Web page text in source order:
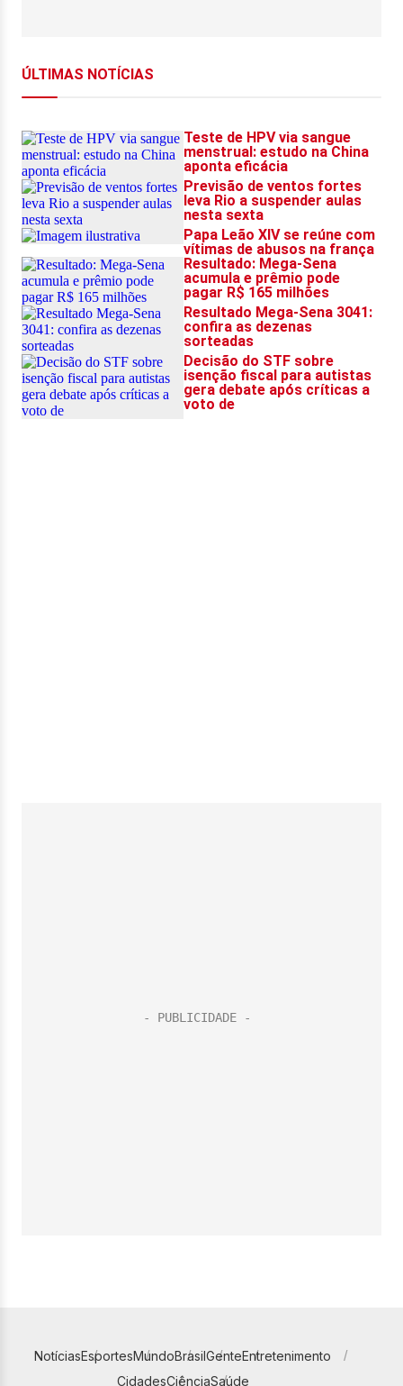
NotíciasEsportesMundoBrasilGenteEntretenimento
CidadesCiênciaSaúde